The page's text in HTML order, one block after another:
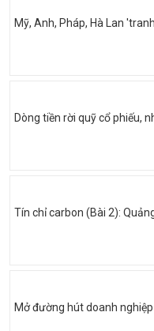
Mỹ, Anh, Pháp, Hà Lan
Dòng tiền rời quỹ cổ phiếu,
Tín chỉ carbon (Bài 2):
Mở đường hút doanh